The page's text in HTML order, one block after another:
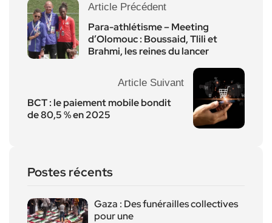
Article Précédent
Para-athlétisme – Meeting
d’Olomouc : Boussaid, Tlili et
Brahmi, les reines du lancer
Article Suivant
BCT : le paiement mobile bondit
de 80,5 % en 2025
Postes récents
Gaza : Des funérailles collectives
pour une